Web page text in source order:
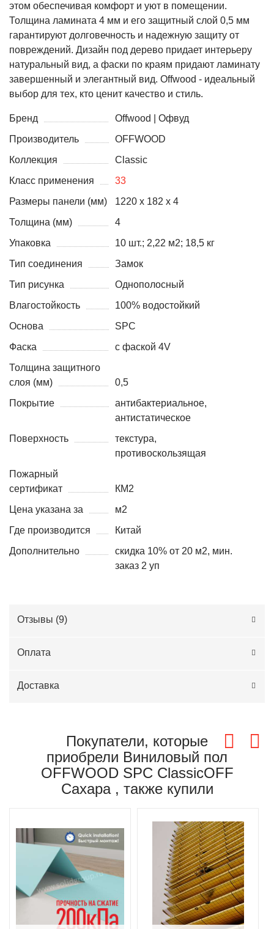
этом обеспечивая комфорт и уют в помещении.
Толщина ламината 4 мм и его защитный слой 0,5 мм
гарантируют долговечность и надежную защиту от
повреждений. Дизайн под дерево придает интерьеру
натуральный вид, а фаски по краям придают ламинату
завершенный и элегантный вид. Offwood - идеальный
выбор для тех, кто ценит качество и стиль.
Бренд
Offwood | Офвуд
Производитель
OFFWOOD
Коллекция
Classic
Класс применения
33
Размеры панели (мм)
1220 x 182 x 4
Толщина (мм)
4
Упаковка
10 шт.; 2,22 м2; 18,5 кг
Тип соединения
Замок
Тип рисунка
Однополосный
Влагостойкость
100% водостойкий
Основа
SPC
Фаска
с фаской 4V
Толщина защитного
слоя (мм)
0,5
Покрытие
антибактериальное,
антистатическое
Поверхность
текстура,
противоскользящая
Пожарный
сертификат
КМ2
Цена указана за
м2
Где производится
Китай
Дополнительно
скидка 10% от 20 м2, мин.
заказ 2 уп
Отзывы (9)
Оплата
Доставка
Покупатели, которые
приобрели Виниловый пол
OFFWOOD SPC ClassicOFF
Сахара , также купили